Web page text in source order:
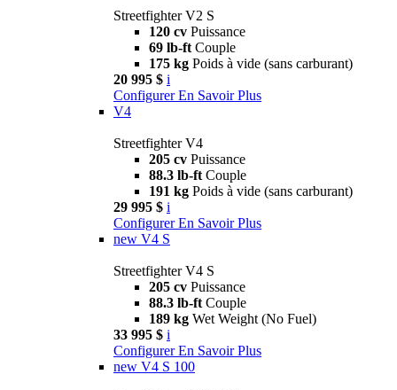
Streetfighter V2 S
120 cv Puissance
69 lb-ft Couple
175 kg Poids à vide (sans carburant)
20 995 $ i
Configurer En Savoir Plus
V4
Streetfighter V4
205 cv Puissance
88.3 lb-ft Couple
191 kg Poids à vide (sans carburant)
29 995 $ i
Configurer En Savoir Plus
new V4 S
Streetfighter V4 S
205 cv Puissance
88.3 lb-ft Couple
189 kg Wet Weight (No Fuel)
33 995 $ i
Configurer En Savoir Plus
new V4 S 100